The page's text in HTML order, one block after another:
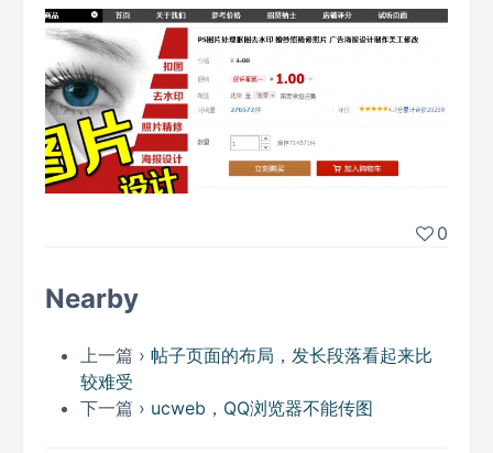
0
Nearby
上一篇 › 帖子页面的布局，发长段落看起来比
较难受
下一篇 › ucweb，QQ浏览器不能传图